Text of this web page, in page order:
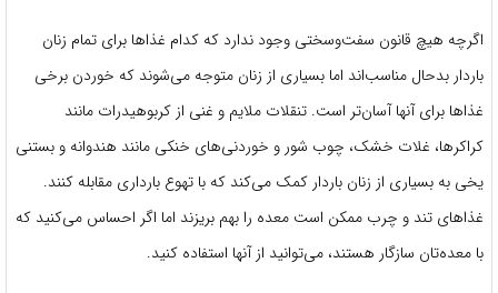
اگرچه هیچ قانون سفت‌وسختی وجود ندارد که کدام غذاها برای تمام زنان
باردار بدحال مناسب‌‌اند اما بسیاری از زنان متوجه می‌شوند که خوردن برخی
غذاها برای آنها آسان‌تر است. تنقلات ملایم و غنی از کربوهیدرات مانند
کراکرها، غلات خشک، چوب شور و خوردنی‌های خنکی مانند هندوانه و بستنی
یخی به بسیاری از زنان باردار کمک می‌کند که با تهوع بارداری مقابله کنند.
غذاهای تند و چرب ممکن است معده را بهم بریزند اما اگر احساس می‌کنید که
با معده‌تان سازگار هستند، می‌توانید از آنها استفاده کنید.